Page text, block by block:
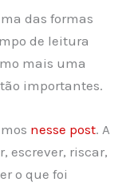
das formas
de leitura
mais uma
importantes.
nesse post. A
escrever, riscar,
o que foi